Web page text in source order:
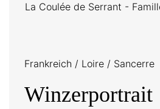
La Coulée de Serrant -
Frankreich / Loire / Sancerre
Winzerportrait